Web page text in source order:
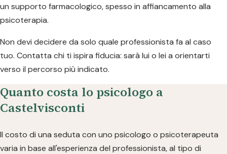
un supporto farmacologico, spesso in affiancamento alla
psicoterapia.
Non devi decidere da solo quale professionista fa al caso
tuo. Contatta chi ti ispira fiducia: sarà lui o lei a orientarti
verso il percorso più indicato.
Quanto costa lo psicologo a
Castelvisconti
Il costo di una seduta con uno psicologo o psicoterapeuta
varia in base all'esperienza del professionista, al tipo di